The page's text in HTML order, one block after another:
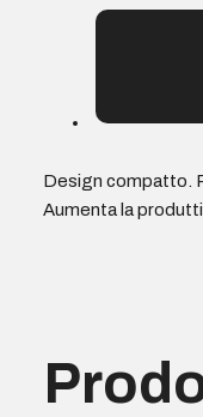
Design compatto.
Aumenta la